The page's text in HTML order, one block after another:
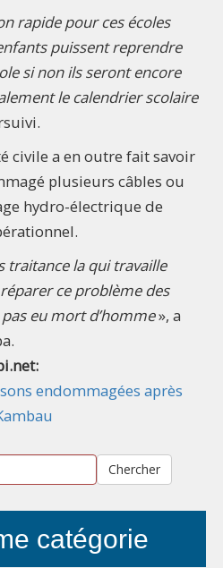
rapide pour ces écoles
puissent reprendre
si non ils seront encore
le calendrier scolaire
civile a en outre fait savoir
plusieurs câbles ou
hydro-électrique de
traitance la qui travaille
ce problème des
pas eu mort d’homme», a
endommagées après
Chercher
catégorie